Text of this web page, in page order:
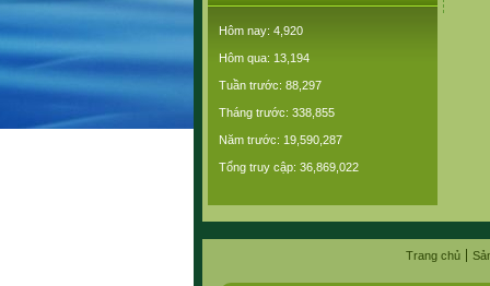
Hôm nay: 4,920
Hôm qua: 13,194
Tuần trước: 88,297
Tháng trước: 338,855
Năm trước: 19,590,287
Tổng truy cập: 36,869,022
Trang chủ